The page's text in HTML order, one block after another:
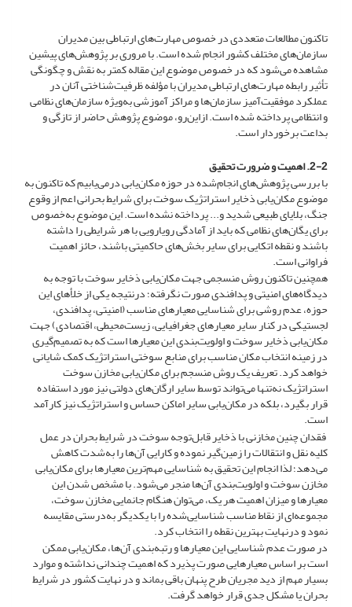
تاکنون مطالعات متعددی در خصوص مهارت‌های ارتباطی بین مدیران
سازمان‌های مختلف کشور انجام ‌شده است. با مروری بر پژوهش‌های پیشین
مشاهده می‌شود که در خصوص موضوع این مقاله کمتر به نقش و چگونگی
تأثیر رابطه مهارت‌های ارتباطی مدیران با مؤلفه ظرفیت‌شناختی آنان در
عملکرد موفقیت‌آمیز سازمان‌ها و مراکز آموزشی به‌ویژه سازمان‌های نظامی
و انتظامی پرداخته‌ شده است. ازاین‌رو، موضوع پژوهش حاضر از تازگی و
بداعت برخوردار است.
2-2. اهمیت و ضرورت تحقیق
با بررسی پژوهش‌های انجام‌شده در حوزه مکان‌یابی درمی‌یابیم که تاکنون به
موضوع مکان‌یابی ذخایر استراتژیک سوخت برای شرایط بحرانی اعم از وقوع
جنگ، بلایای طبیعی شدید و... پرداخته نشده است. این موضوع به‌خصوص
برای یگان‌های نظامی که باید از آمادگی رویارویی با هر شرایطی را داشته
باشند و نقطه اتکایی برای سایر بخش‌های حاکمیتی باشند، حائز اهمیت
فراوانی است.
همچنین تاکنون روش منسجمی جهت مکان‌یابی ذخایر سوخت با توجه به
دیدگاه‌های امنیتی و پدافندی صورت نگرفته؛ درنتیجه یکی از خلأهای این
حوزه، عدم روشی برای شناسایی معیارهای مناسب (امنیتی، پدافندی،
لجستیکی در کنار سایر معیارهای جغرافیایی، زیست‌محیطی، اقتصادی) جهت
مکان‌یابی ذخایر سوخت و اولویت‌بندی این معیارها است که به تصمیم‌گیری
در زمینه انتخاب مکان مناسب برای منابع سوختی استراتژیک کمک شایانی
خواهد کرد. تعریف یک روش منسجم برای مکان‌یابی مخازن سوخت
استراتژیک نه‌تنها می‌تواند توسط سایر ارگان‌های دولتی نیز مورد استفاده
قرار بگیرد، بلکه در مکان‌یابی سایر اماکن حساس و استراتژیک نیز کارآمد
است.
فقدان چنین مخازنی با ذخایر قابل‌توجه سوخت در شرایط بحران در عمل
کلیه نقل و انتقالات را زمین‌گیر نموده و کارایی آن‌ها را به‌شدت کاهش
می‌دهد؛ لذا انجام این تحقیق به شناسایی مهم‌ترین معیارها برای مکان‌یابی
مخازن سوخت و اولویت‌بندی آن‌ها منجر می‌شود. با مشخص شدن این
معیارها و میزان اهمیت هر یک، می‌توان هنگام جانمایی مخازن سوخت،
مجموعه‌ای از نقاط مناسب شناسایی‌شده را با یکدیگر به‌درستی مقایسه
نمود و درنهایت بهترین نقطه را انتخاب کرد.
در صورت عدم شناسایی این معیارها و رتبه‌بندی آن‌ها، مکان‌یابی ممکن
است بر اساس معیارهایی صورت پذیرد که اهمیت چندانی نداشته و موارد
بسیار مهم از دید مجریان طرح پنهان باقی بماند و در نهایت کشور در شرایط
بحران یا مشکل جدی قرار خواهد گرفت.